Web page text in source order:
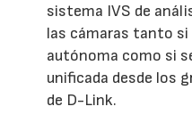
sistema IVS de
las cámaras tanto
autónoma como si
unificada desde los
de D-Link.